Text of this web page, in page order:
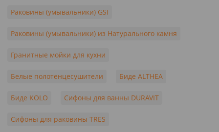
Раковины (умывальники) GSI
Раковины (умывальники) из Натурального камня
Гранитные мойки для кухни
Белые полотенцесушители Биде ALTHEA
Биде KOLO Сифоны для ванны DURAVIT
Сифоны для раковины TRES